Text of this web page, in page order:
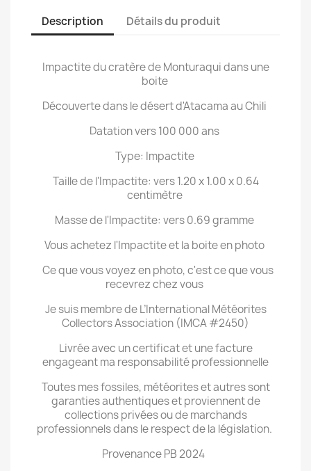
Description Détails du produit
Impactite du cratère de Monturaqui dans une
boite
Découverte dans le désert d'Atacama au Chili
Datation vers 100 000 ans
Type: Impactite
Taille de l'Impactite: vers 1.20 x 1.00 x 0.64
centimètre
Masse de l'Impactite: vers 0.69 gramme
Vous achetez l'Impactite et la boite en photo
Ce que vous voyez en photo, c'est ce que vous
recevrez chez vous
Je suis membre de L’International Météorites
Collectors Association (IMCA #2450)
Livrée avec un certificat et une facture
engageant ma responsabilité professionnelle
Toutes mes fossiles, météorites et autres sont
garanties authentiques et proviennent de
collections privées ou de marchands
professionnels dans le respect de la législation.
Provenance PB 2024